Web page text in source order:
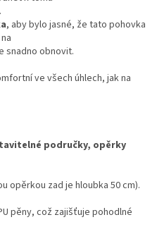
, aby bylo jasné, že tato pohovka
snadno obnovit.
ve všech úhlech, jak na
područky, opěrky
opěrkou zad je hloubka 50 cm).
pěny, což zajišťuje pohodlné